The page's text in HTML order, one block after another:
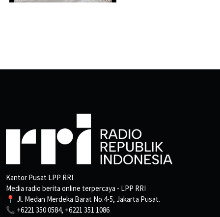
Kantor Pusat LPP RRI
Media radio berita online terpercaya - LPP RRI
📍 Jl. Medan Merdeka Barat No.4-5, Jakarta Pusat.
📞 +6221 350 0584, +6221 351 1086